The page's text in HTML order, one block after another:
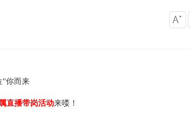
你而来
直播带岗活动来喽！